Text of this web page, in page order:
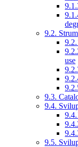
9.2.
use
9.3.
9.4.
9.5.